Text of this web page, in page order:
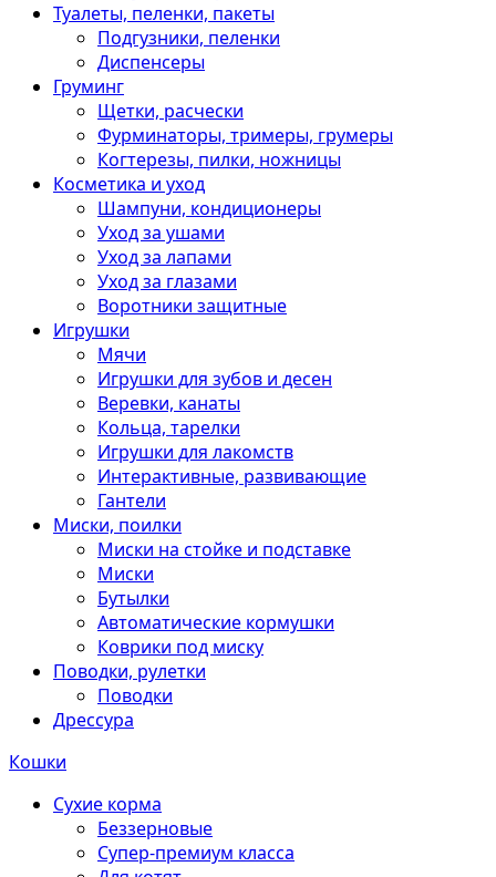
Туалеты, пеленки, пакеты
Подгузники, пеленки
Диспенсеры
Груминг
Щетки, расчески
Фурминаторы, тримеры, грумеры
Когтерезы, пилки, ножницы
Косметика и уход
Шампуни, кондиционеры
Уход за ушами
Уход за лапами
Уход за глазами
Воротники защитные
Игрушки
Мячи
Игрушки для зубов и десен
Веревки, канаты
Кольца, тарелки
Игрушки для лакомств
Интерактивные, развивающие
Гантели
Миски, поилки
Миски на стойке и подставке
Миски
Бутылки
Автоматические кормушки
Коврики под миску
Поводки, рулетки
Поводки
Дрессура
Кошки
Сухие корма
Беззерновые
Супер-премиум класса